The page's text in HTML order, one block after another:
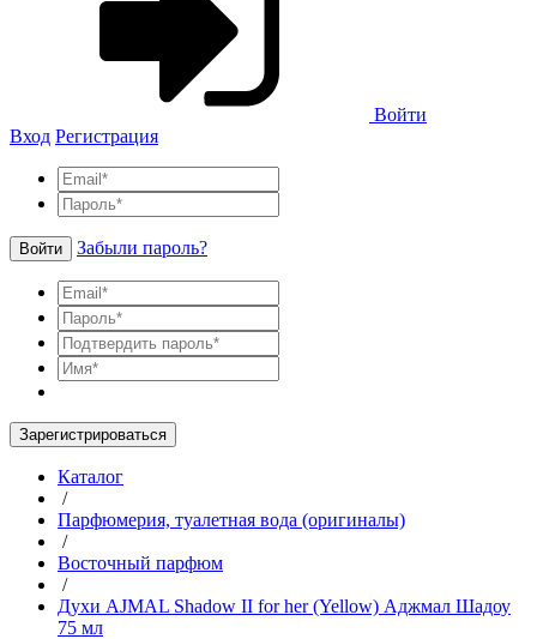
Войти
Вход Регистрация
Войти Забыли пароль?
Зарегистрироваться
Каталог
/
Парфюмерия, туалетная вода (оригиналы)
/
Восточный парфюм
/
Духи AJMAL Shadow II for her (Yellow) Аджмал Шадоу
75 мл